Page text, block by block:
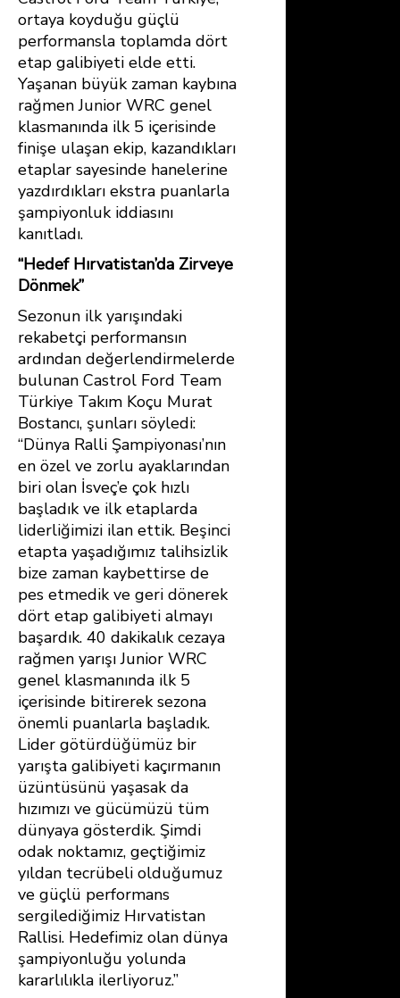
ortaya koyduğu güçlü
performansla toplamda dört
etap galibiyeti elde etti.
Yaşanan büyük zaman kaybına
rağmen Junior WRC genel
klasmanında ilk 5 içerisinde
finişe ulaşan ekip, kazandıkları
etaplar sayesinde hanelerine
yazdırdıkları ekstra puanlarla
şampiyonluk iddiasını
kanıtladı.
“Hedef Hırvatistan’da Zirveye
Dönmek”
Sezonun ilk yarışındaki
rekabetçi performansın
ardından değerlendirmelerde
bulunan Castrol Ford Team
Türkiye Takım Koçu Murat
Bostancı, şunları söyledi:
“Dünya Ralli Şampiyonası’nın
en özel ve zorlu ayaklarından
biri olan İsveç’e çok hızlı
başladık ve ilk etaplarda
liderliğimizi ilan ettik. Beşinci
etapta yaşadığımız talihsizlik
bize zaman kaybettirse de
pes etmedik ve geri dönerek
dört etap galibiyeti almayı
başardık. 40 dakikalık cezaya
rağmen yarışı Junior WRC
genel klasmanında ilk 5
içerisinde bitirerek sezona
önemli puanlarla başladık.
Lider götürdüğümüz bir
yarışta galibiyeti kaçırmanın
üzüntüsünü yaşasak da
hızımızı ve gücümüzü tüm
dünyaya gösterdik. Şimdi
odak noktamız, geçtiğimiz
yıldan tecrübeli olduğumuz
ve güçlü performans
sergilediğimiz Hırvatistan
Rallisi. Hedefimiz olan dünya
şampiyonluğu yolunda
kararlılıkla ilerliyoruz.”